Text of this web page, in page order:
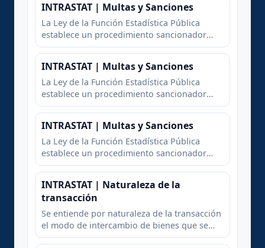
impone en materia de intercambios de
bienes entre Estados mi
INTRASTAT | Multas y Sanciones
La Ley de la Función Estadística Pública
establece un procedimiento sancionador
para el caso en que el obligado estadístico
impone en materia de intercambios de
bienes entre Estados mi
INTRASTAT | Multas y Sanciones
La Ley de la Función Estadística Pública
establece un procedimiento sancionador
para el caso en que el obligado estadístico
impone en materia de intercambios de
bienes entre Estados mi
INTRASTAT | Multas y Sanciones
La Ley de la Función Estadística Pública
establece un procedimiento sancionador
para el caso en que el obligado estadístico
impone en materia de intercambios de
bienes entre Estados mi
INTRASTAT | Naturaleza de la
transacción
Se entiende por naturaleza de la transacción
el modo de intercambio de bienes que se
produce entre un operador intracomunitario